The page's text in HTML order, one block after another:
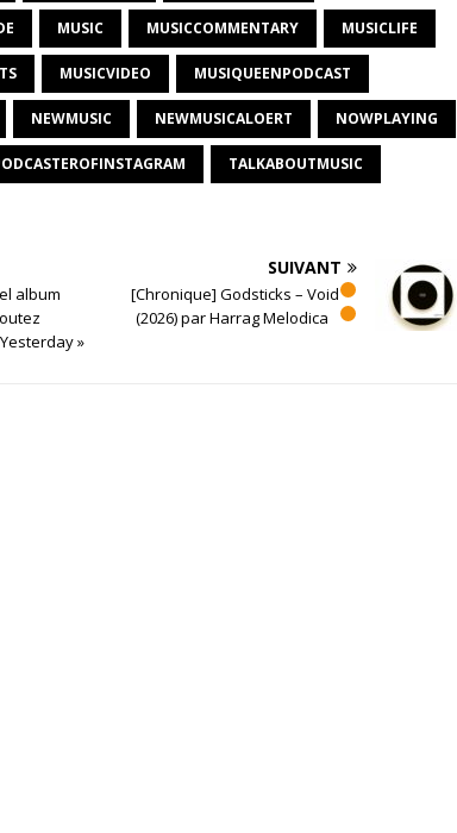
MUSIC MUSICCOMMENTARY MUSICLIFE
MUSICVIDEO MUSIQUEENPODCAST
NEWMUSIC NEWMUSICALOERT NOWPLAYING
TALKABOUTMUSIC
album
»
SUIVANT
[Chronique] Godsticks – Void
(2026) par Harrag Melodica